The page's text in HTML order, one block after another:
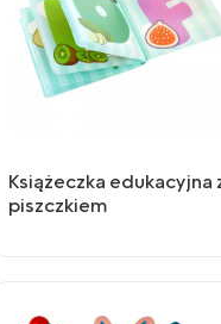
Książeczka edukacyjna
piszczkiem